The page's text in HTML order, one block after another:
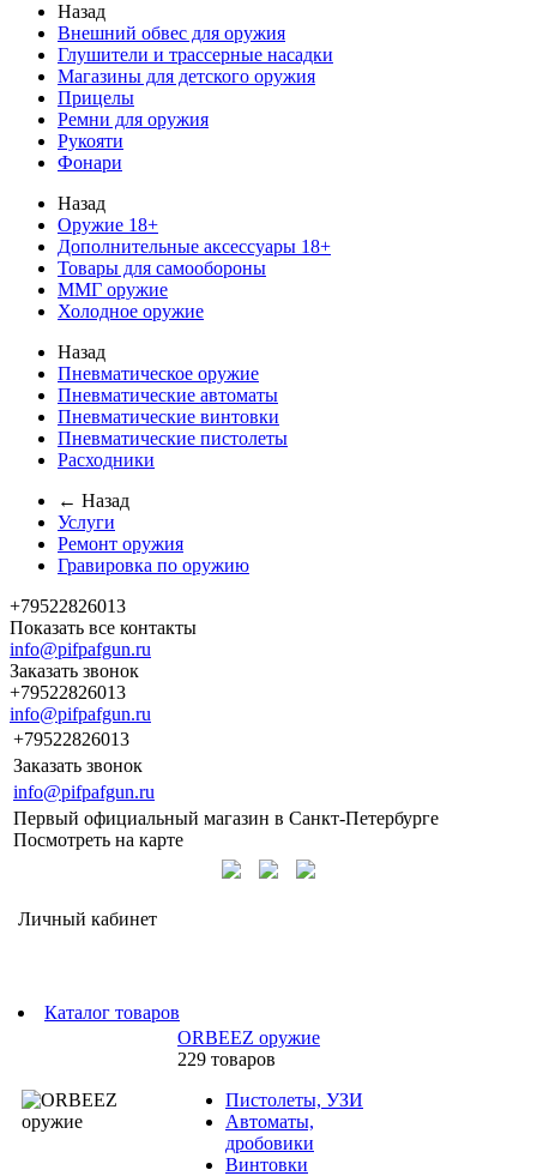
Назад
Внешний обвес для оружия
Глушители и трассерные насадки
Магазины для детского оружия
Прицелы
Ремни для оружия
Рукояти
Фонари
Назад
Оружие 18+
Дополнительные аксессуары 18+
Товары для самообороны
ММГ оружие
Холодное оружие
Назад
Пневматическое оружие
Пневматические автоматы
Пневматические винтовки
Пневматические пистолеты
Расходники
← Назад
Услуги
Ремонт оружия
Гравировка по оружию
+79522826013
Показать все контакты
info@pifpafgun.ru
Заказать звонок
+79522826013
info@pifpafgun.ru
+79522826013
Заказать звонок
info@pifpafgun.ru
Первый официальный магазин в Санкт-Петербурге
Посмотреть на карте
Личный кабинет
Каталог товаров
ORBEEZ оружие
229 товаров
Пистолеты, УЗИ
Автоматы,
дробовики
Винтовки